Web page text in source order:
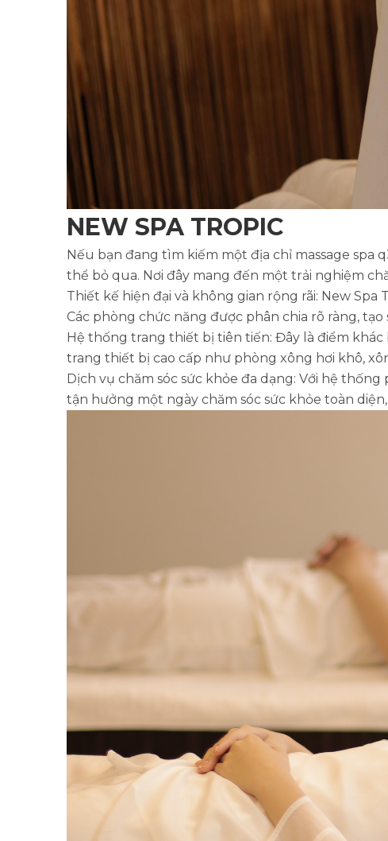
NEW SPA TROPIC
Nếu bạn đang tìm kiếm một địa chỉ massage spa
thể bỏ qua. Nơi đây mang đến một trải nghiệm
Thiết kế hiện đại và không gian rộng rãi: New
Các phòng chức năng được phân chia rõ ràng,
Hệ thống trang thiết bị tiên tiến: Đây là điểm khác
trang thiết bị cao cấp như phòng xông hơi khô,
Dịch vụ chăm sóc sức khỏe đa dạng: Với hệ
tận hưởng một ngày chăm sóc sức khỏe toàn